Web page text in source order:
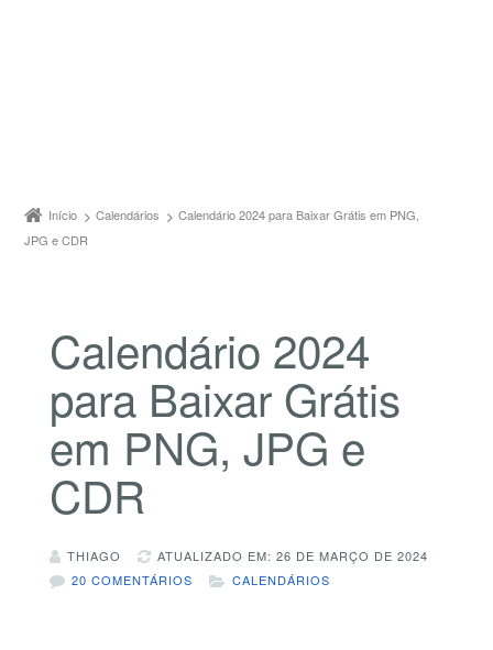
Início Calendários
Calendário 2024 para Baixar Grátis em PNG,
JPG e CDR
Calendário 2024
para Baixar Grátis
em PNG, JPG e
CDR
THIAGO
ATUALIZADO EM: 26 DE MARÇO DE 2024
20 COMENTÁRIOS
CALENDÁRIOS